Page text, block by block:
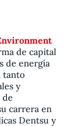
de capital
de energía
tanto
y
de
carrera en
Dentsu y